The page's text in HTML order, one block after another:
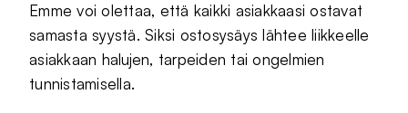
Emme voi olettaa, että kaikki asiakkaasi ostavat
samasta syystä. Siksi ostosysäys lähtee liikkeelle
asiakkaan halujen, tarpeiden tai ongelmien
tunnistamisella.